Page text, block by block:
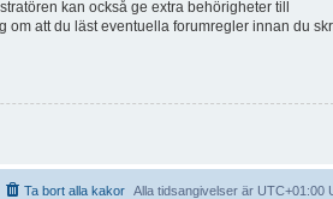
kan också ge extra behörigheter till
om att du läst eventuella forumregler innan du
Alla tidsangivelser är UTC+01:00
Ta bort alla kakor